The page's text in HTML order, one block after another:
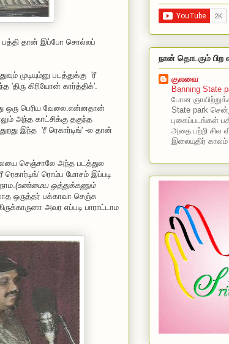
பத்தி தான் இப்போ சொல்லப்
முடியும்னு படத்துக்கு 'ரீ
'திரு கிரியோன் கார்த்திக்'.
ஒரு பெரிய வேலை.என்னதான்
அந்த காட்சிக்கு தகுந்த
இந்த 'ரீ ரெகார்டிங்' -ல தான்
செஞ்சாலே அந்த படத்துல
ரெகார்டிங்' ரொம்ப மோசம் இப்படி
(உண்மைய ஒத்துக்கணும்
ஒருத்தர் பக்காவா செஞ்சு
அவர எப்படி பாராட்டாம
நான் தொடரும் பிற
குலவை
Banning State
போன
State park
புகைப்படங்கள்
அதை பற்றி சில
இலையுதிர்